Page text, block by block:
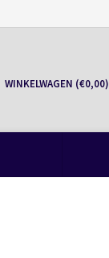
WINKELWAGEN (€0,00)